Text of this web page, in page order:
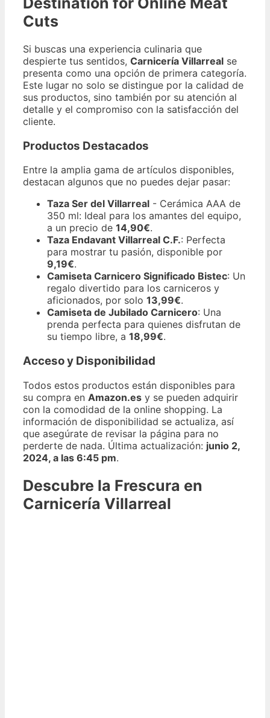
Cuts
Si buscas una experiencia culinaria que
despierte tus sentidos, Carnicería Villarreal se
presenta como una opción de primera categoría.
Este lugar no solo se distingue por la calidad de
sus productos, sino también por su atención al
detalle y el compromiso con la satisfacción del
cliente.
Productos Destacados
Entre la amplia gama de artículos disponibles,
destacan algunos que no puedes dejar pasar:
Taza Ser del Villarreal - Cerámica AAA de
350 ml: Ideal para los amantes del equipo,
a un precio de 14,90€.
Taza Endavant Villarreal C.F.: Perfecta
para mostrar tu pasión, disponible por
9,19€.
Camiseta Carnicero Significado Bistec: Un
regalo divertido para los carniceros y
aficionados, por solo 13,99€.
Camiseta de Jubilado Carnicero: Una
prenda perfecta para quienes disfrutan de
su tiempo libre, a 18,99€.
Acceso y Disponibilidad
Todos estos productos están disponibles para
su compra en Amazon.es y se pueden adquirir
con la comodidad de la online shopping. La
información de disponibilidad se actualiza, así
que asegúrate de revisar la página para no
perderte de nada. Última actualización: junio 2,
2024, a las 6:45 pm.
Descubre la Frescura en
Carnicería Villarreal